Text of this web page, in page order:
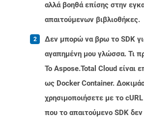
αλλά βοηθά επίσης στην
απαιτούμενων βιβλιοθήκες.
Δεν μπορώ να βρω το SDK
αγαπημένη μου γλώσσα. Τι
Το Aspose.Total Cloud είναι
ως Docker Container.
χρησιμοποιήσετε με το
που το απαιτούμενο SDK δεν